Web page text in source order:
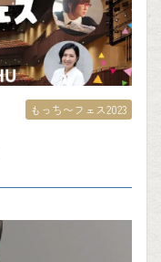
もっち〜フェス2023